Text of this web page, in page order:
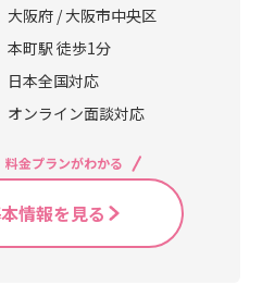
大阪府 / 大阪市中央区
本町駅 徒歩1分
日本全国対応
オンライン面談対応
料金プランがわかる
情報を見る